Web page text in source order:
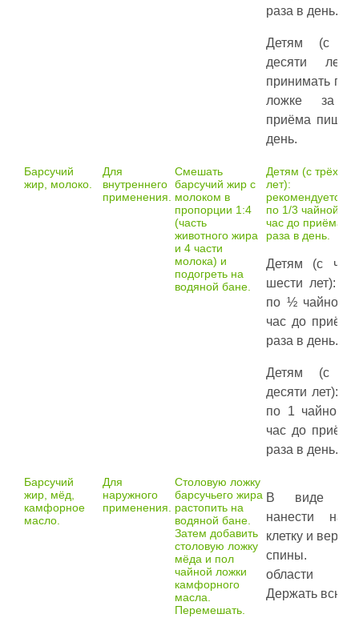
раза в день.
Детям (с
десяти
принимать по
ложке за
приёма пищи
день.
Барсучий
жир, молоко.
Для
внутреннего
применения.
Смешать
барсучий жир с
молоком в
пропорции 1:4
(часть
животного жира
и 4 части
молока) и
подогреть на
водяной бане.
Детям (с трёх до
лет):
рекомендуется
по 1/3 чайной
час до приёма
раза в день.
Детям (с
шести лет):
по ½ чайной
час до
раза в день.
Детям (с
десяти лет):
по 1 чайной
час до
раза в день.
Барсучий
жир, мёд,
камфорное
масло.
Для
наружного
применения.
Столовую ложку
барсучьего жира
растопить на
водяной бане.
Затем добавить
столовую ложку
мёда и пол
чайной ложки
камфорного
масла.
Перемешать.
В виде
нанести на
клетку и
спины.
области
Держать всю